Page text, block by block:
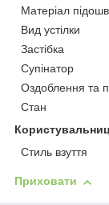
Матеріал
Вид устілки
Застібка
Супінатор
Оздоблення та
Стан
Стиль взуття
Приховати